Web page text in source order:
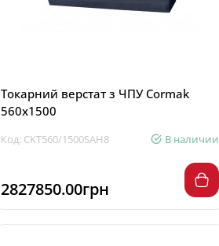
Токарний верстат з ЧПУ Cormak
560x1500
Код: CKT560/1500SAH8 В наличии
2827850.00грн